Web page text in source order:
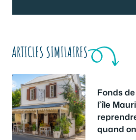
ARTICLES SIMILAIRES
Fonds
l’île
quand